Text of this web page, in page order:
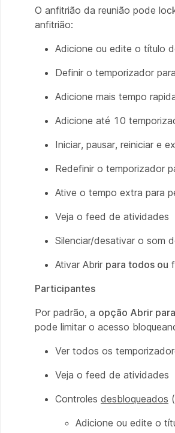
O anfitrião da reunião pode
anfitrião:
Adicione ou edite o título
Definir o temporizador
Adicione mais tempo
Adicione até 10
Iniciar, pausar, reiniciar e
Redefinir o temporizador
Ative o tempo extra para
Veja o feed de atividades
Silenciar/desativar o som
Ativar Abrir para todos ou
Participantes
Por padrão, a opção Abrir
pode limitar o acesso
Ver todos os
Veja o feed de atividades
Controles desbloqueados
Adicione ou edite o